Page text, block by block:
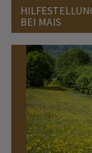
BEI MAIS